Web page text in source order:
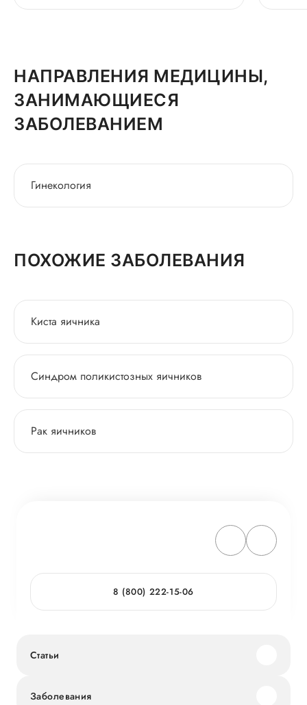
НАПРАВЛЕНИЯ МЕДИЦИНЫ,
ЗАНИМАЮЩИЕСЯ
ЗАБОЛЕВАНИЕМ
Гинекология
ПОХОЖИЕ ЗАБОЛЕВАНИЯ
Киста яичника
Синдром поликистозных яичников
Рак яичников
8 (800) 222-15-06
Статьи
Заболевания